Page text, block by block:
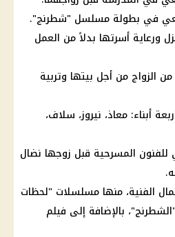
في بطولة مسلسل "شطرنج".
ورعاية أسرتها بدلاً من العمل
الزواج من أجل بيتها وتربية
أبناء: معاذ، نيروز، سلاف،
المسرحية قبل زوجها نضال
الفنية، منها مسلسلات "لحظات
بالإضافة إلى فيلم